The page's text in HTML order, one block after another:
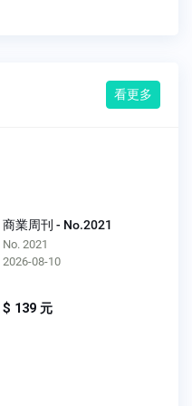
看更多
商業周刊 - No.2021
No. 2021
2026-08-10
$ 139 元